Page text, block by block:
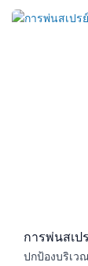
การพ่นสเป
ปกป้องบริเว